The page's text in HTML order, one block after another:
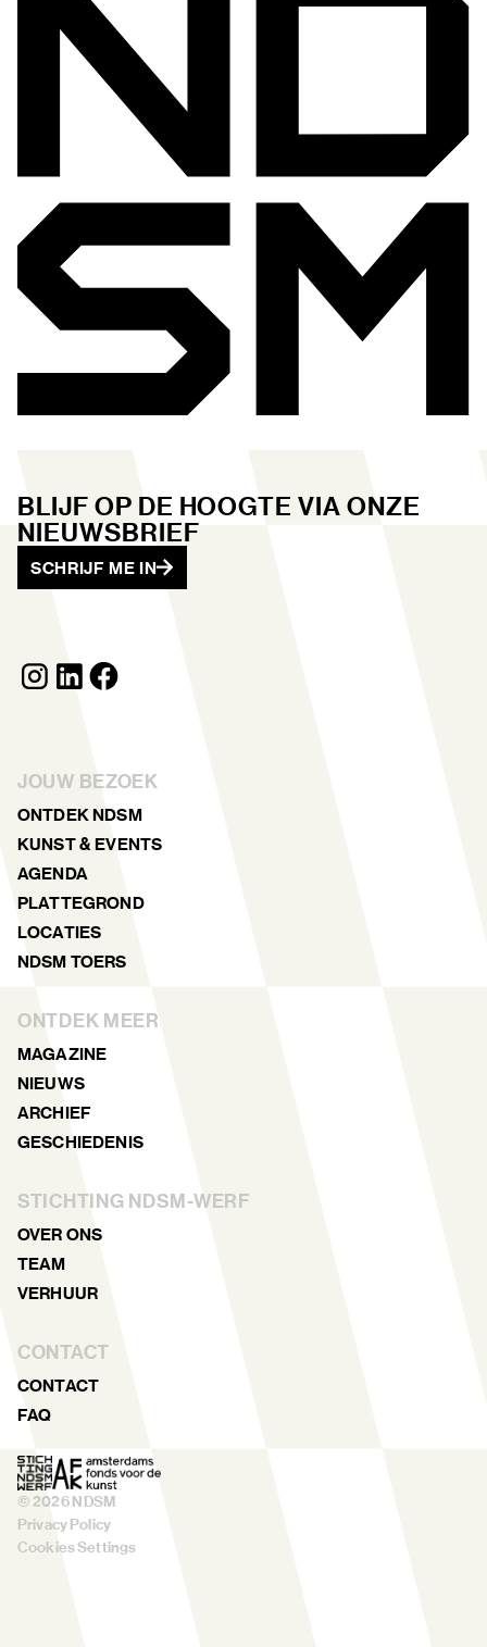
JOUW BEZOEK
ONTDEK NDSM
KUNST & EVENTS
AGENDA
PLATTEGROND
LOCATIES
NDSM TOERS
ONTDEK MEER
MAGAZINE
NIEUWS
ARCHIEF
GESCHIEDENIS
STICHTING NDSM-WERF
OVER ONS
TEAM
VERHUUR
CONTACT
CONTACT
FAQ
© 2026NDSM
Privacy Policy
Cookies Settings
BLIJF OP DE HOOGTE VIA ONZE
NIEUWSBRIEF
SCHRIJF ME IN